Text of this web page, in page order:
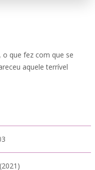
o que fez com que se
aquele terrível